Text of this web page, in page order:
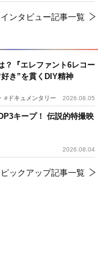
？『エレファント6レコー
き”を貫くDIY精神
#ドキュメンタリー 2026.08.05
キープ！ 伝説的特撮映
2026.08.04
ピックアップ記事一覧
インタビュー記事一覧